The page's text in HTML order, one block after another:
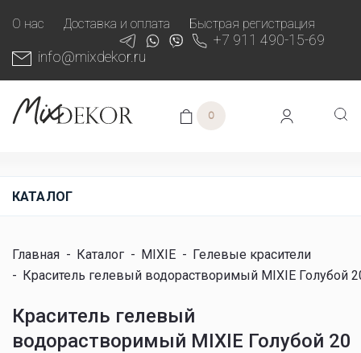
О нас Доставка и оплата Быстрая регистрация
+7 911 490-15-69
info@mixdekor.ru
0
КАТАЛОГ
Главная - Каталог - MIXIE - Гелевые красители
- Краситель гелевый водорастворимый MIXIE Голубой
Краситель гелевый
водорастворимый MIXIE Голубой 20